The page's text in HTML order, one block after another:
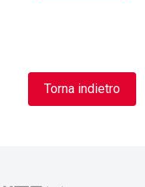
Torna indietro